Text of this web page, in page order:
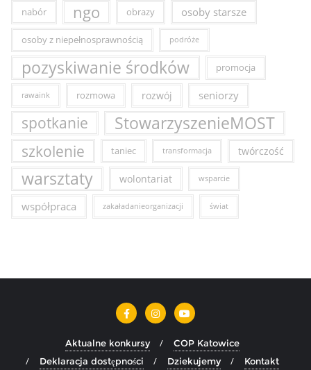
nabór ngo obrazy osoby starsze
osoby z niepełnosprawnością podróże
pozyskiwanie środków promocja
rawaink rozmowa rozwój seniorzy
spotkanie StowarzyszenieMOST
szkolenie taniec transformacja twórczość
warsztaty wolontariat wsparcie
współpraca zakaładanieorganizacji świat
Aktualne konkursy
COP Katowice
Deklaracja dostępności
Dziekujemy Kontakt